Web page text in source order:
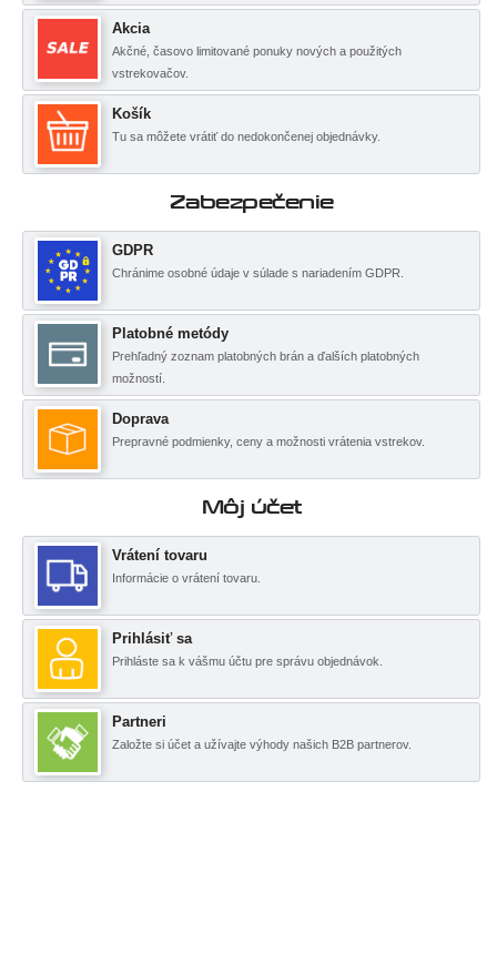
Akcia
Akčné, časovo limitované ponuky nových a použitých
vstrekovačov.
Košík
Tu sa môžete vrátiť do nedokončenej objednávky.
Zabezpečenie
GDPR
Chránime osobné údaje v súlade s nariadením GDPR.
Platobné metódy
Prehľadný zoznam platobných brán a ďalších platobných
možností.
Doprava
Prepravné podmienky, ceny a možnosti vrátenia vstrekov.
Môj účet
Vrátení tovaru
Informácie o vrátení tovaru.
Prihlásiť sa
Prihláste sa k vášmu účtu pre správu objednávok.
Partneri
Založte si účet a užívajte výhody našich B2B partnerov.